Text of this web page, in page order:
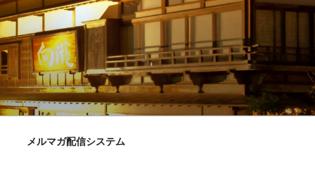
メルマガ配信システム